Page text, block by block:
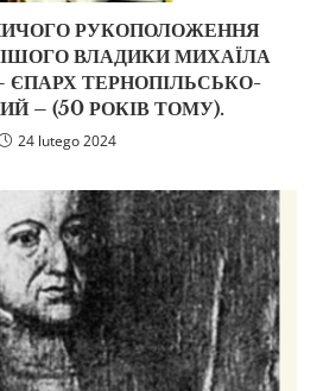
РУКОПОЛОЖЕННЯ
ВЛАДИКИ МИХАЇЛА
ЄПАРХ ТЕРНОПІЛЬСЬКО-
– (50 РОКІВ ТОМУ).
24 lutego 2024